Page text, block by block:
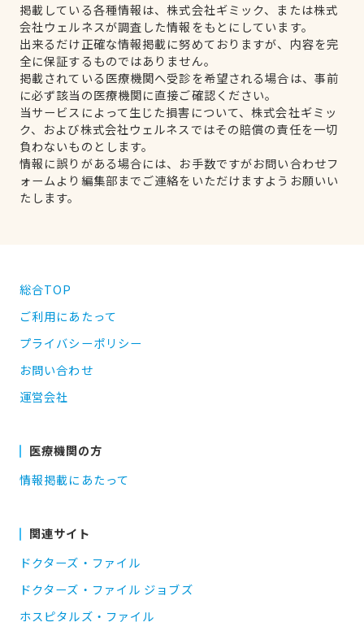
掲載している各種情報は、株式会社ギミック、または株式
会社ウェルネスが調査した情報をもとにしています。
出来るだけ正確な情報掲載に努めておりますが、内容を完
全に保証するものではありません。
掲載されている医療機関へ受診を希望される場合は、事前
に必ず該当の医療機関に直接ご確認ください。
当サービスによって生じた損害について、株式会社ギミッ
ク、および株式会社ウェルネスではその賠償の責任を一切
負わないものとします。
情報に誤りがある場合には、お手数ですがお問い合わせフ
ォームより編集部までご連絡をいただけますようお願いい
たします。
総合TOP
ご利用にあたって
プライバシーポリシー
お問い合わせ
運営会社
医療機関の方
情報掲載にあたって
関連サイト
ドクターズ・ファイル
ドクターズ・ファイル ジョブズ
ホスピタルズ・ファイル